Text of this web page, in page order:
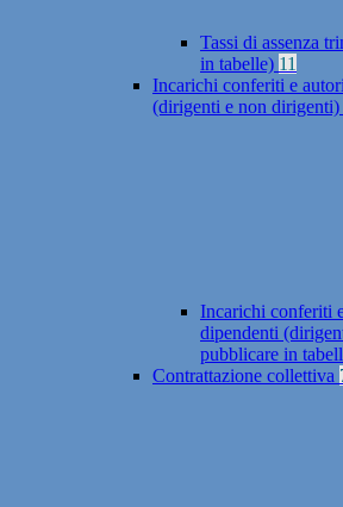
Tassi di assenza
in tabelle) 11
Incarichi conferiti e
(dirigenti e non dirigenti)
Incarichi conferiti
dipendenti
pubblicare in
Contrattazione collettiva